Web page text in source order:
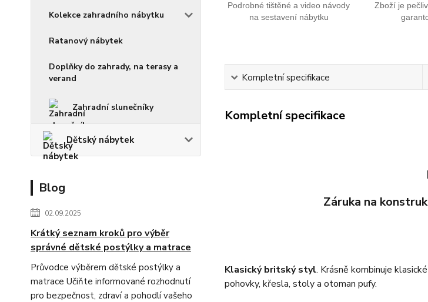
Kolekce zahradního nábytku
Ratanový nábytek
Doplňky do zahrady, na terasy a
verand
Zahradní slunečníky
Dětský nábytek
Blog
02.09.2025
Krátký seznam kroků pro výběr
správné dětské postýlky a matrace
Průvodce výběrem dětské postýlky a
matrace Učiňte informované rozhodnutí
pro bezpečnost, zdraví a pohodlí vašeho
Podrobné tištěné a video návody
na sestavení nábytku
Zboží je
Kompletní specifikace
Kompletní specifikace
Záruka na
Klasický britský styl. Krásně kombinuje
pohovky, křesla, stoly a otoman pufy.